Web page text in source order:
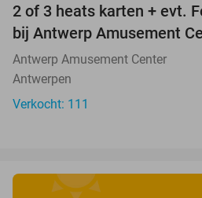
2 of 3 heats karten + evt.
bij Antwerp Amusement
Antwerp Amusement Center
Antwerpen
Verkocht: 111